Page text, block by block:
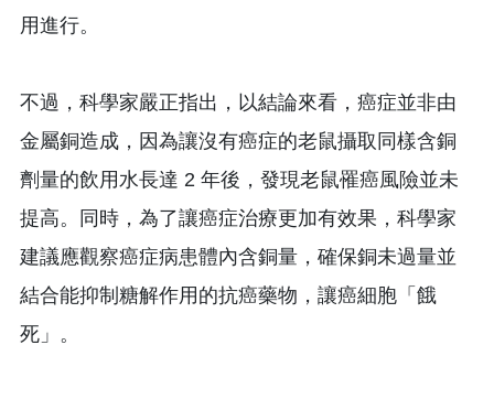
用進行。
不過，科學家嚴正指出，以結論來看，癌症並非由
金屬銅造成，因為讓沒有癌症的老鼠攝取同樣含銅
劑量的飲用水長達 2 年後，發現老鼠罹癌風險並未
提高。同時，為了讓癌症治療更加有效果，科學家
建議應觀察癌症病患體內含銅量，確保銅未過量並
結合能抑制糖解作用的抗癌藥物，讓癌細胞「餓
死」。